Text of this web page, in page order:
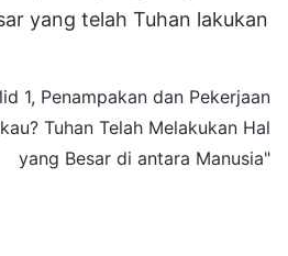
yang telah Tuhan lakukan
1, Penampakan dan Pekerjaan
Tuhan Telah Melakukan Hal
yang Besar di antara Manusia"